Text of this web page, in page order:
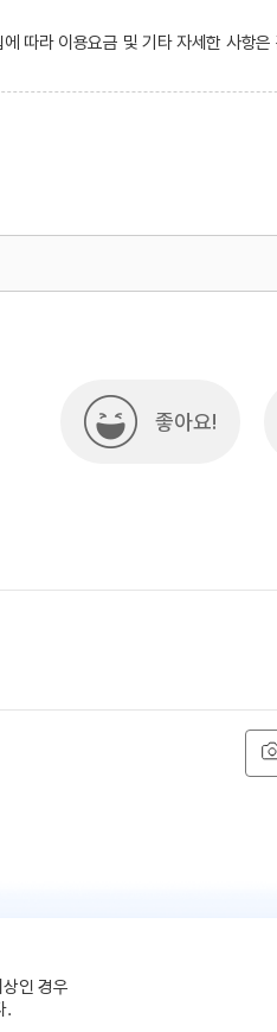
따라 이용요금 및 기타 자세한 사항은
좋아요!
인 경우
.